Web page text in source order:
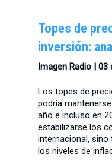
Topes de
inversión:
Imagen Radio |03
Los topes de
podría
año e incluso en
estabilizarse los
internacional, sino
los niveles de